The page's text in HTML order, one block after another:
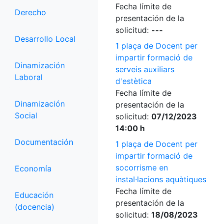
Derecho
Desarrollo Local
Dinamización
Laboral
Dinamización
Social
Documentación
Economía
Educación
(docencia)
Fecha límite de
presentación de la
solicitud: ---
1 plaça de Docent per
impartir formació de
serveis auxiliars
d'estètica
Fecha límite de
presentación de la
solicitud: 07/12/2023
14:00 h
1 plaça de Docent per
impartir formació de
socorrisme en
instal·lacions aquàtiques
Fecha límite de
presentación de la
solicitud: 18/08/2023